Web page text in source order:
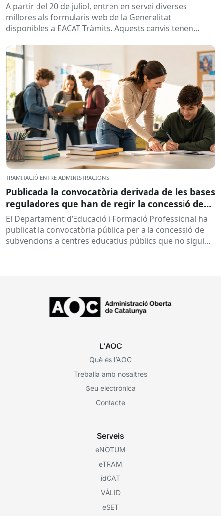
A partir del 20 de juliol, entren en servei diverses
millores als formularis web de la Generalitat
disponibles a EACAT Tràmits. Aquests canvis tenen
TRAMITACIÓ ENTRE ADMINISTRACIONS
Publicada la convocatòria derivada de les bases
reguladores que han de regir la concessió de
subvencions a centres educatius, per al
desenvolupament de programes de formació i
inserció, durant el curs 2026-2027
El Departament d’Educació i Formació Professional ha
publicat la convocatòria pública per a la concessió de
subvencions a centres educatius públics que no siguin
L'AOC
Què és l’AOC
Treballa amb nosaltres
Seu electrònica
Contacte
Serveis
eNOTUM
eTRAM
idCAT
VÀLID
eSET